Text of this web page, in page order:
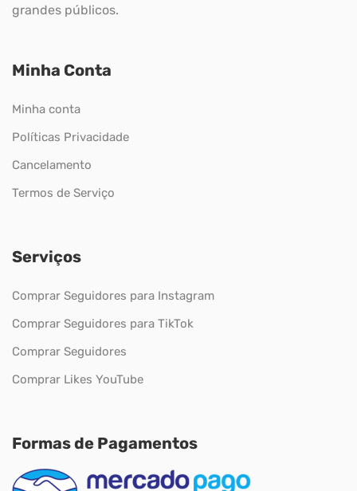
grandes públicos.
Minha Conta
Minha conta
Políticas Privacidade
Cancelamento
Termos de Serviço
Serviços
Comprar Seguidores para Instagram
Comprar Seguidores para TikTok
Comprar Seguidores
Comprar Likes YouTube
Formas de Pagamentos